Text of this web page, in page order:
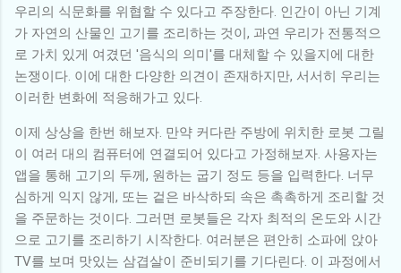
우리의 식문화를 위협할 수 있다고 주장한다. 인간이 아닌 기계
가 자연의 산물인 고기를 조리하는 것이, 과연 우리가 전통적으
로 가치 있게 여겼던 '음식의 의미'를 대체할 수 있을지에 대한
논쟁이다. 이에 대한 다양한 의견이 존재하지만, 서서히 우리는
이러한 변화에 적응해가고 있다.
이제 상상을 한번 해보자. 만약 커다란 주방에 위치한 로봇 그릴
이 여러 대의 컴퓨터에 연결되어 있다고 가정해보자. 사용자는
앱을 통해 고기의 두께, 원하는 굽기 정도 등을 입력한다. 너무
심하게 익지 않게, 또는 겉은 바삭하되 속은 촉촉하게 조리할 것
을 주문하는 것이다. 그러면 로봇들은 각자 최적의 온도와 시간
으로 고기를 조리하기 시작한다. 여러분은 편안히 소파에 앉아
TV를 보며 맛있는 삼겹살이 준비되기를 기다린다. 이 과정에서